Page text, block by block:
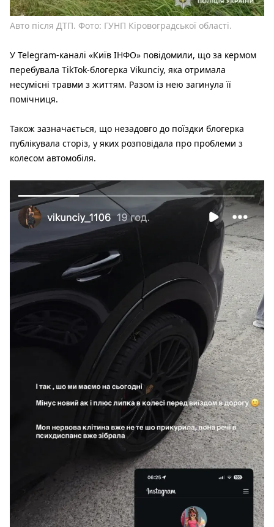
Авто після ДТП. Фото: ГУНП Кіровоградської області.
У Telegram-каналі «Київ ІНФО» повідомили, що за кермом
перебувала TikTok-блогерка Vikunciy, яка отримала
несумісні травми з життям. Разом із нею загинула її
помічниця.
Також зазначається, що незадовго до поїздки блогерка
публікувала сторіз, у яких розповідала про проблеми з
колесом автомобіля.